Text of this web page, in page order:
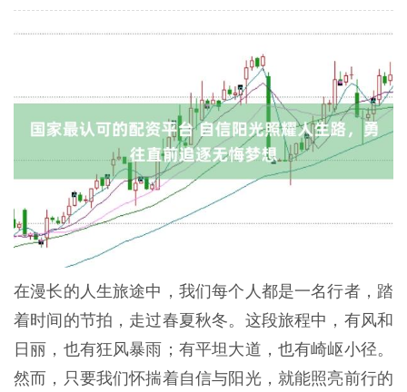
在漫长的人生旅途中，我们每个人都是一名行者，踏
着时间的节拍，走过春夏秋冬。这段旅程中，有风和
日丽，也有狂风暴雨；有平坦大道，也有崎岖小径。
然而，只要我们怀揣着自信与阳光，就能照亮前行的